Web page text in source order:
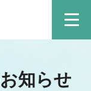
知らせ